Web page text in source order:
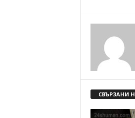
СВЪРЗАНИ